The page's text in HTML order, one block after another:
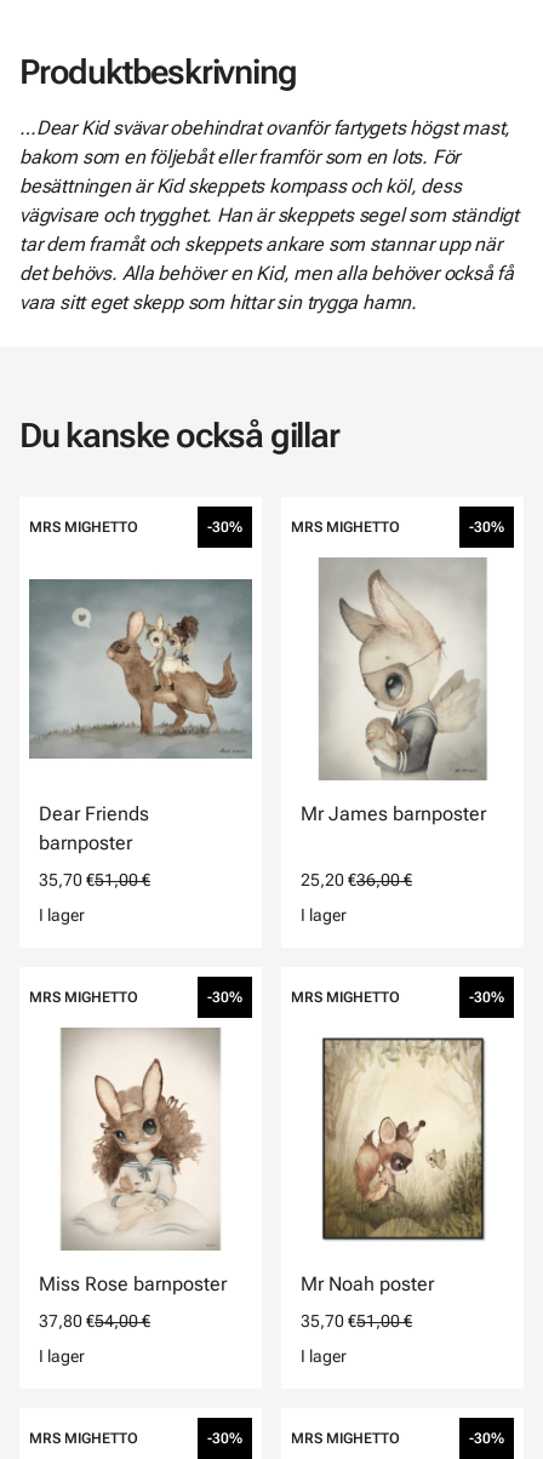
Produktbeskrivning
…Dear Kid svävar obehindrat ovanför fartygets högst mast,
bakom som en följebåt eller framför som en lots. För
besättningen är Kid skeppets kompass och köl, dess
vägvisare och trygghet. Han är skeppets segel som ständigt
tar dem framåt och skeppets ankare som stannar upp när
det behövs. Alla behöver en Kid, men alla behöver också få
vara sitt eget skepp som hittar sin trygga hamn.
Du kanske också gillar
MRS MIGHETTO -30%
Dear Friends
barnposter
35,70 €51,00 €
I lager
MRS MIGHETTO -30%
Mr James barnposter
25,20 €36,00 €
I lager
MRS MIGHETTO -30%
Miss Rose barnposter
37,80 €54,00 €
I lager
MRS MIGHETTO -30%
Mr Noah poster
35,70 €51,00 €
I lager
MRS MIGHETTO -30% MRS MIGHETTO -30%